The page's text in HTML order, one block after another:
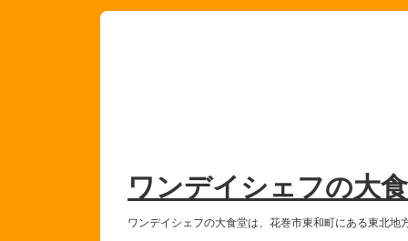
ワンデイシェフの大
ワンデイシェフの大食堂は、花巻市東和町にある東北